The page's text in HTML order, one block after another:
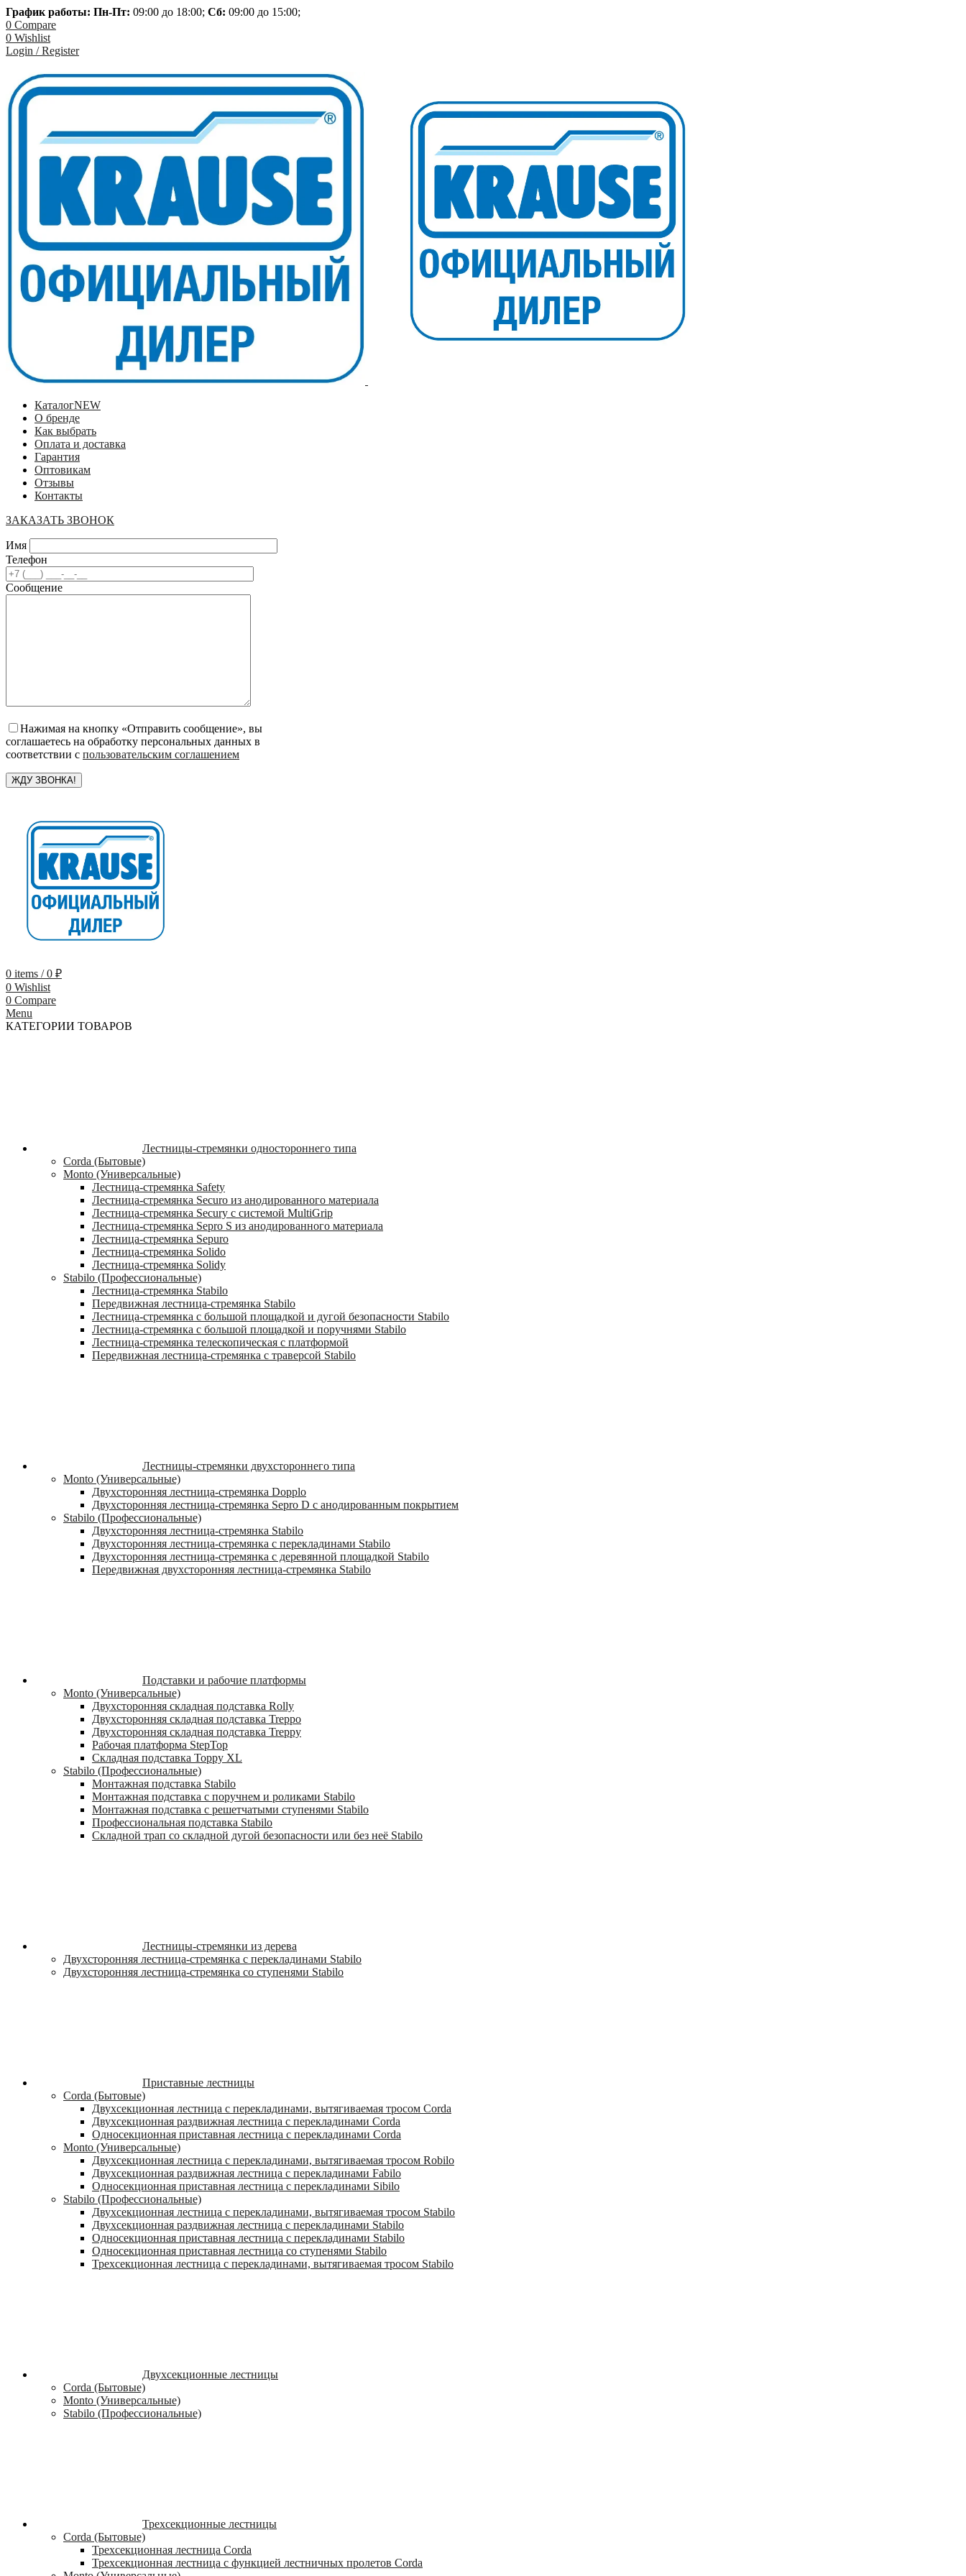
График работы: Пн-Пт: 09:00 до 18:00; Сб: 09:00 до 15:00;
0 Compare
0 Wishlist
Login / Register
КаталогNEW
О бренде
Как выбрать
Оплата и доставка
Гарантия
Оптовикам
Отзывы
Контакты
ЗАКАЗАТЬ ЗВОНОК
Имя
Телефон
Сообщение
Нажимая на кнопку «Отправить сообщение», вы
соглашаетесь на обработку персональных данных в
соответствии с пользовательским соглашением
0 items / 0 ₽
0 Wishlist
0 Compare
Menu
КАТЕГОРИИ ТОВАРОВ
Лестницы-стремянки одностороннего типа
Corda (Бытовые)
Monto (Универсальные)
Лестница-стремянка Safety
Лестница-стремянка Securo из анодированного материала
Лестница-стремянка Secury с системой MultiGrip
Лестница-стремянка Sepro S из анодированного материала
Лестница-стремянка Sepuro
Лестница-стремянка Solido
Лестница-стремянка Solidy
Stabilo (Профессиональные)
Лестница-стремянка Stabilo
Передвижная лестница-стремянка Stabilo
Лестница-стремянка с большой площадкой и дугой безопасности Stabilo
Лестница-стремянка с большой площадкой и поручнями Stabilo
Лестница-стремянка телескопическая с платформой
Передвижная лестница-стремянка с траверсой Stabilo
Лестницы-стремянки двухстороннего типа
Monto (Универсальные)
Двухсторонняя лестница-стремянка Dopplo
Двухсторонняя лестница-стремянка Sepro D с анодированным покрытием
Stabilo (Профессиональные)
Двухсторонняя лестница-стремянка Stabilo
Двухсторонняя лестница-стремянка с перекладинами Stabilo
Двухсторонняя лестница-стремянка с деревянной площадкой Stabilo
Передвижная двухсторонняя лестница-стремянка Stabilo
Подставки и рабочие платформы
Monto (Универсальные)
Двухсторонняя складная подставка Rolly
Двухсторонняя складная подставка Treppo
Двухсторонняя складная подставка Treppy
Рабочая платформа StepTop
Складная подставка Toppy XL
Stabilo (Профессиональные)
Монтажная подставка Stabilo
Монтажная подставка с поручнем и роликами Stabilo
Монтажная подставка с решетчатыми ступенями Stabilo
Профессиональная подставка Stabilo
Складной трап со складной дугой безопасности или без неё Stabilo
Лестницы-стремянки из дерева
Двухсторонняя лестница-стремянка с перекладинами Stabilo
Двухсторонняя лестница-стремянка со ступенями Stabilo
Приставные лестницы
Corda (Бытовые)
Двухсекционная лестница с перекладинами, вытягиваемая тросом Corda
Двухсекционная раздвижная лестница с перекладинами Corda
Односекционная приставная лестница с перекладинами Corda
Monto (Универсальные)
Двухсекционная лестница с перекладинами, вытягиваемая тросом Robilo
Двухсекционная раздвижная лестница с перекладинами Fabilo
Односекционная приставная лестница с перекладинами Sibilo
Stabilo (Профессиональные)
Двухсекционная лестница с перекладинами, вытягиваемая тросом Stabilo
Двухсекционная раздвижная лестница с перекладинами Stabilo
Односекционная приставная лестница с перекладинами Stabilo
Односекционная приставная лестница со ступенями Stabilo
Трехсекционная лестница с перекладинами, вытягиваемая тросом Stabilo
Двухсекционные лестницы
Corda (Бытовые)
Monto (Универсальные)
Stabilo (Профессиональные)
Трехсекционные лестницы
Corda (Бытовые)
Трехсекционная лестница Corda
Трехсекционная лестница с функцией лестничных пролетов Corda